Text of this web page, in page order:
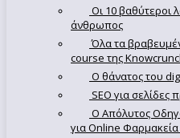
Οι 10 βαθύτεροι
άνθρωπος
Όλα τα
course της
Ο θάνατος του
SEO για
Ο Απόλυτoς
για Online